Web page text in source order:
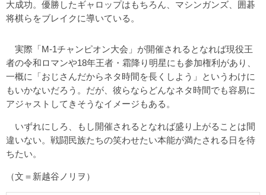
大成功。優勝したギャロップはもちろん、マシンガンズ、囲碁
将棋らをブレイクに導いている。
実際「M-1チャンピオン大会」が開催されるとなれば現役王
者の令和ロマンや18年王者・霜降り明星にも参加権利があり、
一概に「おじさんだからネタ時間を長くしよう」というわけに
もいかないだろう。だが、彼らならどんなネタ時間でも容易に
アジャストしてきそうなイメージもある。
いずれにしろ、もし開催されるとなれば盛り上がることは間
違いない。戦闘民族たちの笑わせたい本能が満たされる日を待
ちたい。
（文＝新越谷ノリヲ）